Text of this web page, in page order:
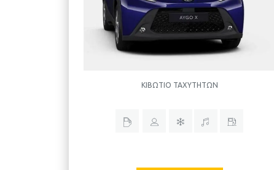
ΚΙΒΏΤΙΟ ΤΑΧΥΤΉΤΩΝ